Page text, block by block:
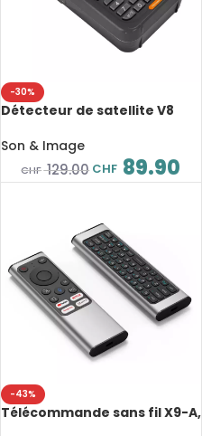
-30%
Détecteur de satellite V8
Digital FTA, DVB-S/S2/S2X
Son & Image
CHF129.00 CHF 89.90
-43%
Télécommande sans fil X9-A,